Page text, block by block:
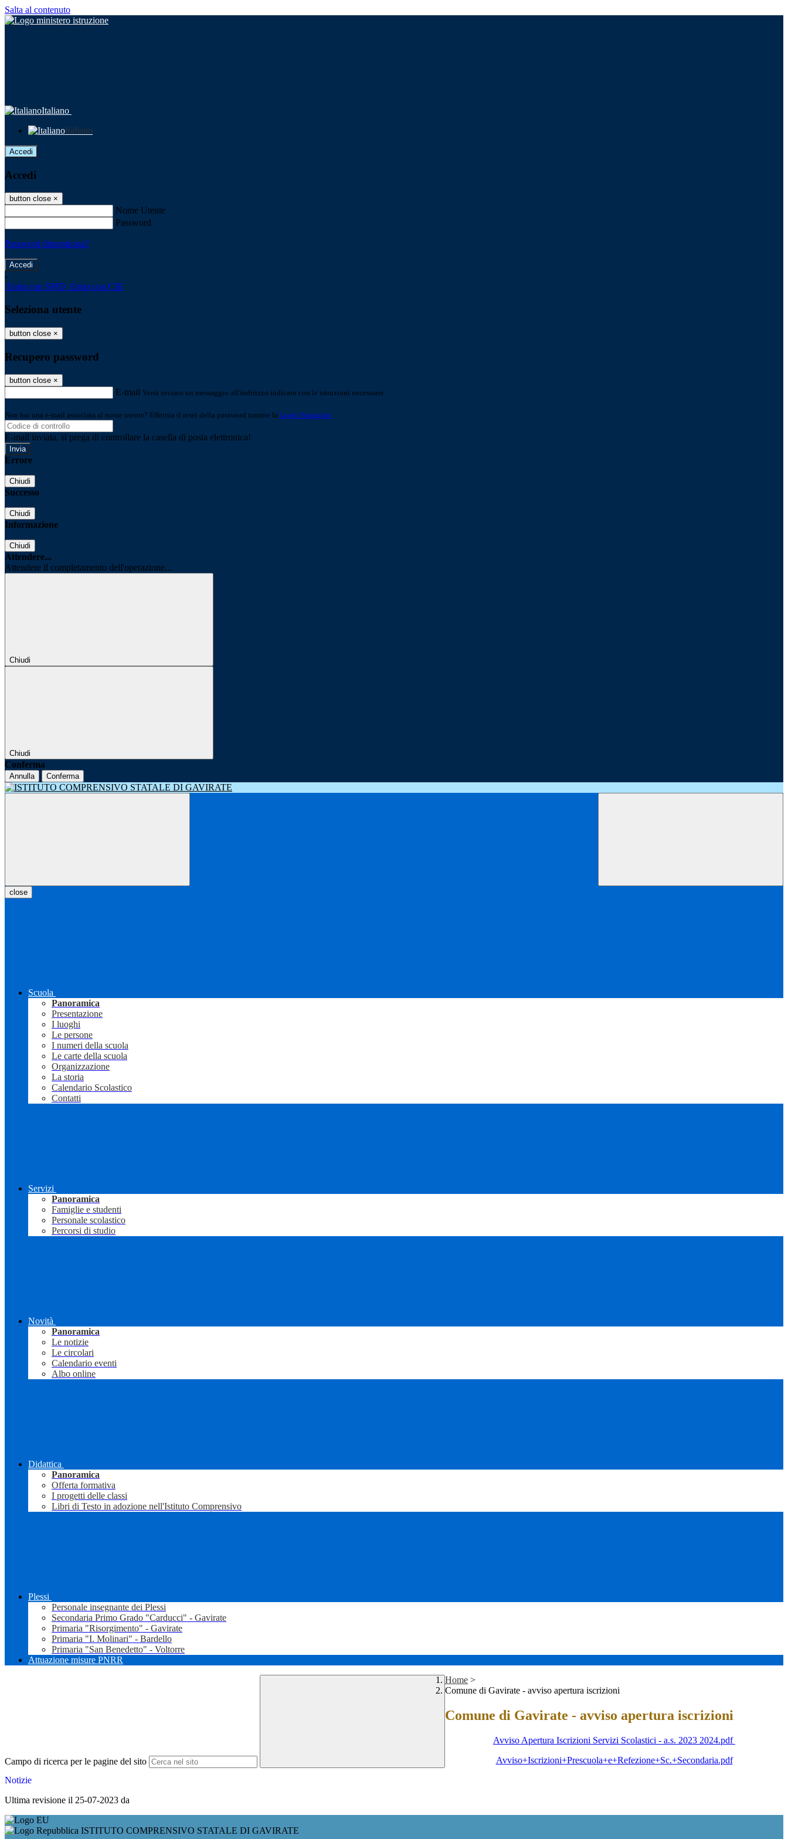
Salta al contenuto
Italiano
Italiano
Accedi
Accedi
button close ×
Nome Utente
Password
Password dimenticata?
-
Entra con SPID Entra con CIE
Seleziona utente
button close ×
Recupero password
button close ×
E-mail Verrà inviato un messaggio all'indirizzo indicato con le istruzioni necessarie.
Non hai una e-mail associata al nome utente? Effettua il reset della password tramite la Login Spaggiari
E-mail inviata, si prega di controllare la casella di posta elettronica!
Errore
Chiudi
Successo
Chiudi
Informazione
Chiudi
Attendere...
Attendere il completamento dell'operazione...
Chiudi
Chiudi
Conferma
Annulla Conferma
close
Scuola
Panoramica
Presentazione
I luoghi
Le persone
I numeri della scuola
Le carte della scuola
Organizzazione
La storia
Calendario Scolastico
Contatti
Servizi
Panoramica
Famiglie e studenti
Personale scolastico
Percorsi di studio
Novità
Panoramica
Le notizie
Le circolari
Calendario eventi
Albo online
Didattica
Panoramica
Offerta formativa
I progetti delle classi
Libri di Testo in adozione nell'Istituto Comprensivo
Plessi
Personale insegnante dei Plessi
Secondaria Primo Grado "Carducci" - Gavirate
Primaria "Risorgimento" - Gavirate
Primaria "I. Molinari" - Bardello
Primaria "San Benedetto" - Voltorre
Attuazione misure PNRR
Campo di ricerca per le pagine del sito
Home >
Comune di Gavirate - avviso apertura iscrizioni
Comune di Gavirate - avviso apertura iscrizioni
Avviso Apertura Iscrizioni Servizi Scolastici - a.s. 2023 2024.pdf
Avviso+Iscrizioni+Prescuola+e+Refezione+Sc.+Secondaria.pdf
Notizie
Ultima revisione il 25-07-2023 da
ISTITUTO COMPRENSIVO STATALE DI GAVIRATE